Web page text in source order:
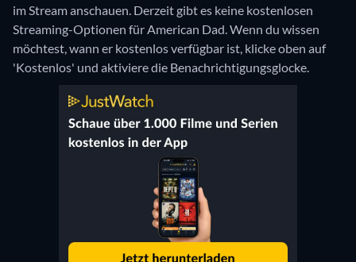
im Stream anschauen. Derzeit gibt es keine kostenlosen
Streaming-Optionen für American Dad. Wenn du wissen
möchtest, wann er kostenlos verfügbar ist, klicke oben auf
'Kostenlos' und aktiviere die Benachrichtigungsglocke.